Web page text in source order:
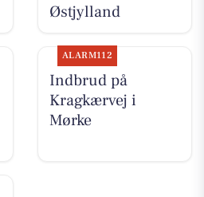
Østjylland
ALARM112
Indbrud på
Kragkærvej i
Mørke